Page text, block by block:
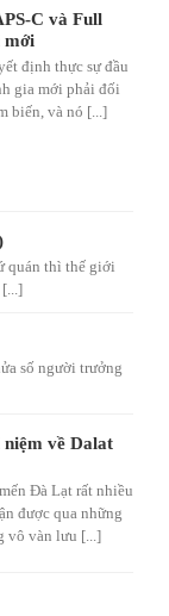
C và Full
mới
định thực sự đầu
gia mới phải đối
biến, và nó [...]
quán thì thế giới
số người trưởng
niệm về Dalat
Đà Lạt rất nhiều
được qua những
vô vàn lưu [...]